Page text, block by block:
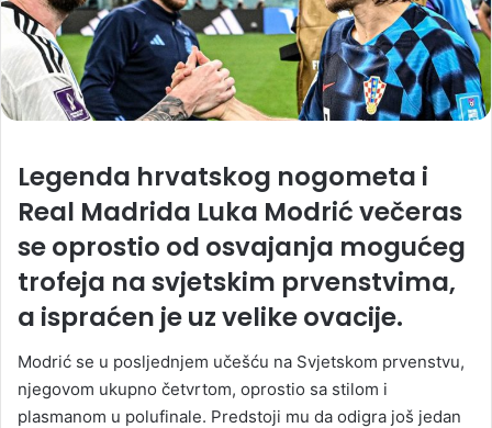
Legenda hrvatskog nogometa i
Real Madrida Luka Modrić večeras
se oprostio od osvajanja mogućeg
trofeja na svjetskim prvenstvima,
a ispraćen je uz velike ovacije.
Modrić se u posljednjem učešću na Svjetskom prvenstvu,
njegovom ukupno četvrtom, oprostio sa stilom i
plasmanom u polufinale. Predstoji mu da odigra još jedan